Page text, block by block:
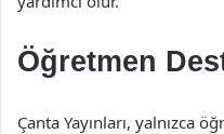
Öğretmen
Çanta Yayınları, yalnızca